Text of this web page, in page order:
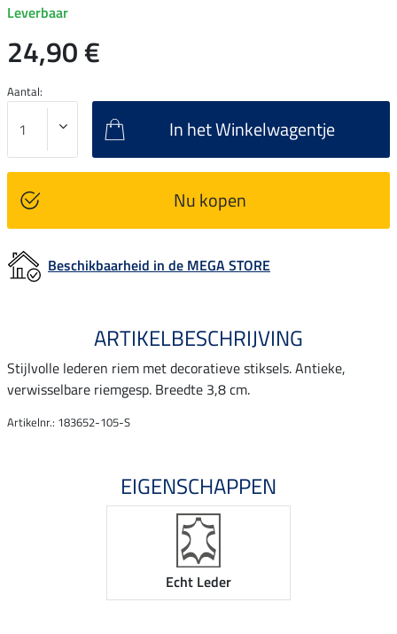
Leverbaar
24,90 €
Aantal:
In het Winkelwagentje
Nu kopen
Beschikbaarheid in de MEGA STORE
ARTIKELBESCHRIJVING
Stijlvolle lederen riem met decoratieve stiksels. Antieke,
verwisselbare riemgesp. Breedte 3,8 cm.
Artikelnr.: 183652-105-S
EIGENSCHAPPEN
Echt Leder